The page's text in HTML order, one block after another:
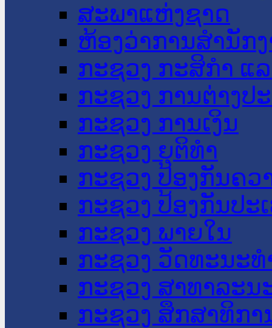
ສະພາແຫ່ງຊາດ
ຫ້ອງວ່າການສຳນັກ
ກະຊວງ ກະສິກຳ ແ
ກະຊວງ ການຕ່າງປ
ກະຊວງ ການເງິນ
ກະຊວງ ຍຸຕິທໍາ
ກະຊວງ ປ້ອງກັນຄວ
ກະຊວງ ປ້ອງກັນປະ
ກະຊວງ ພາຍໃນ
ກະຊວງ ວັດທະນະ
ກະຊວງ ສາທາລະນ
ກະຊວງ ສຶກສາທິກາ